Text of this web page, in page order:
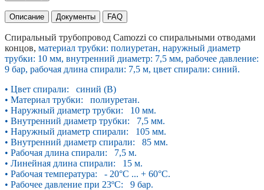
Описание Документы FAQ
Спиральный трубопровод Camozzi со спиральными отводами
концов, материал трубки: полиуретан, наружный диаметр
трубки: 10 мм, внутренний диаметр: 7,5 мм, рабочее давление:
9 бар, рабочая длина спирали: 7,5 м, цвет спирали: синий.
• Цвет спирали: синий (B)
• Материал трубки: полиуретан.
• Наружный диаметр трубки: 10 мм.
• Внутренний диаметр трубки: 7,5 мм.
• Наружный диаметр спирали: 105 мм.
• Внутренний диаметр спирали: 85 мм.
• Рабочая длина спирали: 7,5 м.
• Линейная длина спирали: 15 м.
• Рабочая температура: - 20°С ... + 60°С.
• Рабочее давление при 23ºС: 9 бар.